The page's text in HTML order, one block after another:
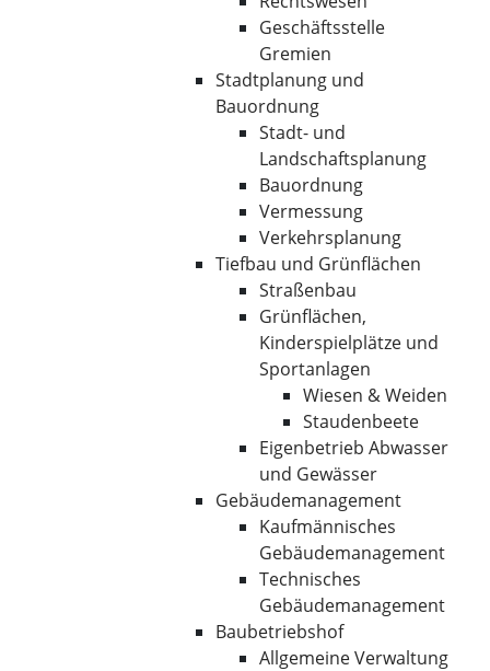
Geschäftsstelle
Gremien
Stadtplanung und
Bauordnung
Stadt- und
Landschaftsplanung
Bauordnung
Vermessung
Verkehrsplanung
Tiefbau und Grünflächen
Straßenbau
Grünflächen,
Kinderspielplätze und
Sportanlagen
Wiesen & Weiden
Staudenbeete
Eigenbetrieb Abwasser
und Gewässer
Gebäudemanagement
Kaufmännisches
Gebäudemanagement
Technisches
Gebäudemanagement
Baubetriebshof
Allgemeine Verwaltung